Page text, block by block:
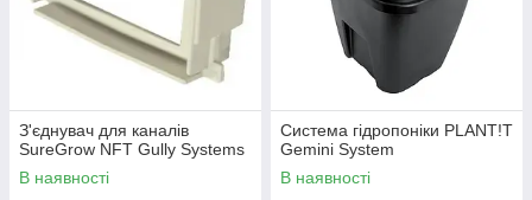
З'єднувач для каналів
SureGrow NFT Gully Systems
В наявності
Система гідропоніки PLANT!T
Gemini System
В наявності